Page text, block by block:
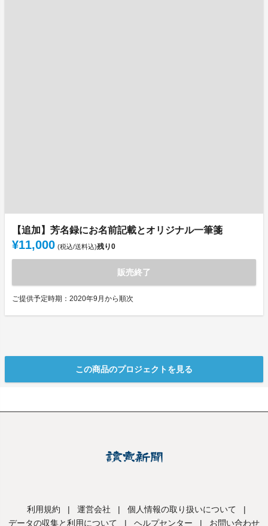
【追加】芳名録にお名前記載とオリジナル一筆箋
¥11,000 (税込/送料込)残り0
販売終了
ご提供予定時期：2020年9月から順次
この商品のプロジェクトを見る
利用規約 | 運営会社 | 個人情報の取り扱いについて
|
データの収集と利用について
| ヘルプセンター | お問い合わせ